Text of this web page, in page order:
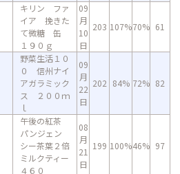
キリン ファ
イア 挽きた
て微糖 缶
１９０ｇ
09
月
10
日
203 107%70% 61
野菜生活１０
０ 信州ナイ
アガラミック
ス ２００ｍ
ｌ
09
月
22
日
202 84% 72% 82
午後の紅茶
パンジェン
シー茶葉２倍
ミルクティー
４６０
08
月
21
日
199 100%46% 97